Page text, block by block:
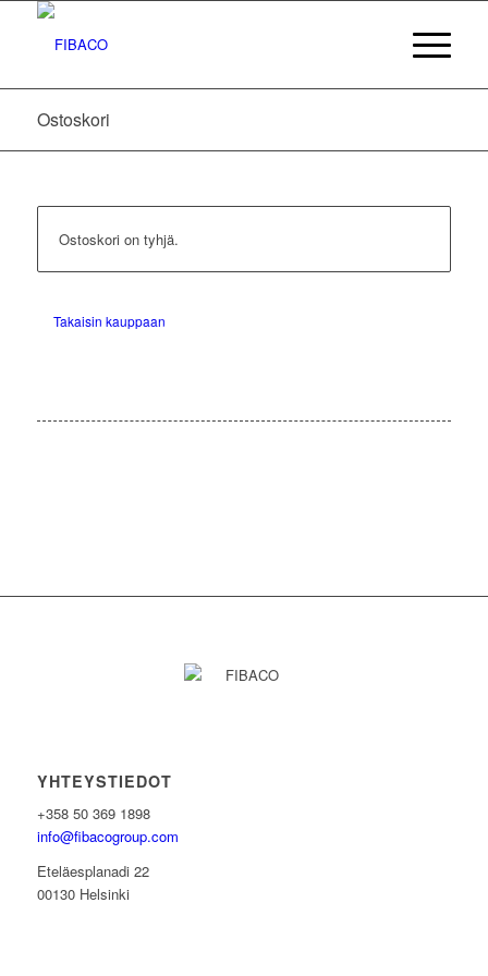
Ostoskori
Ostoskori on tyhjä.
Takaisin kauppaan
YHTEYSTIEDOT
+358 50 369 1898
info@fibacogroup.com
Eteläesplanadi 22
00130 Helsinki